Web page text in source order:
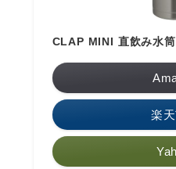
CLAP MINI 直飲み水
楽